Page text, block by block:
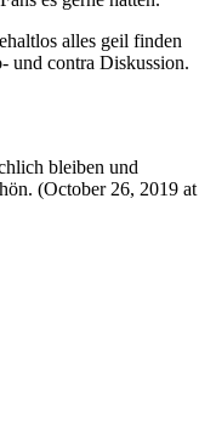
alles geil finden
und contra Diskussion.
bleiben und
(October 26, 2019 at